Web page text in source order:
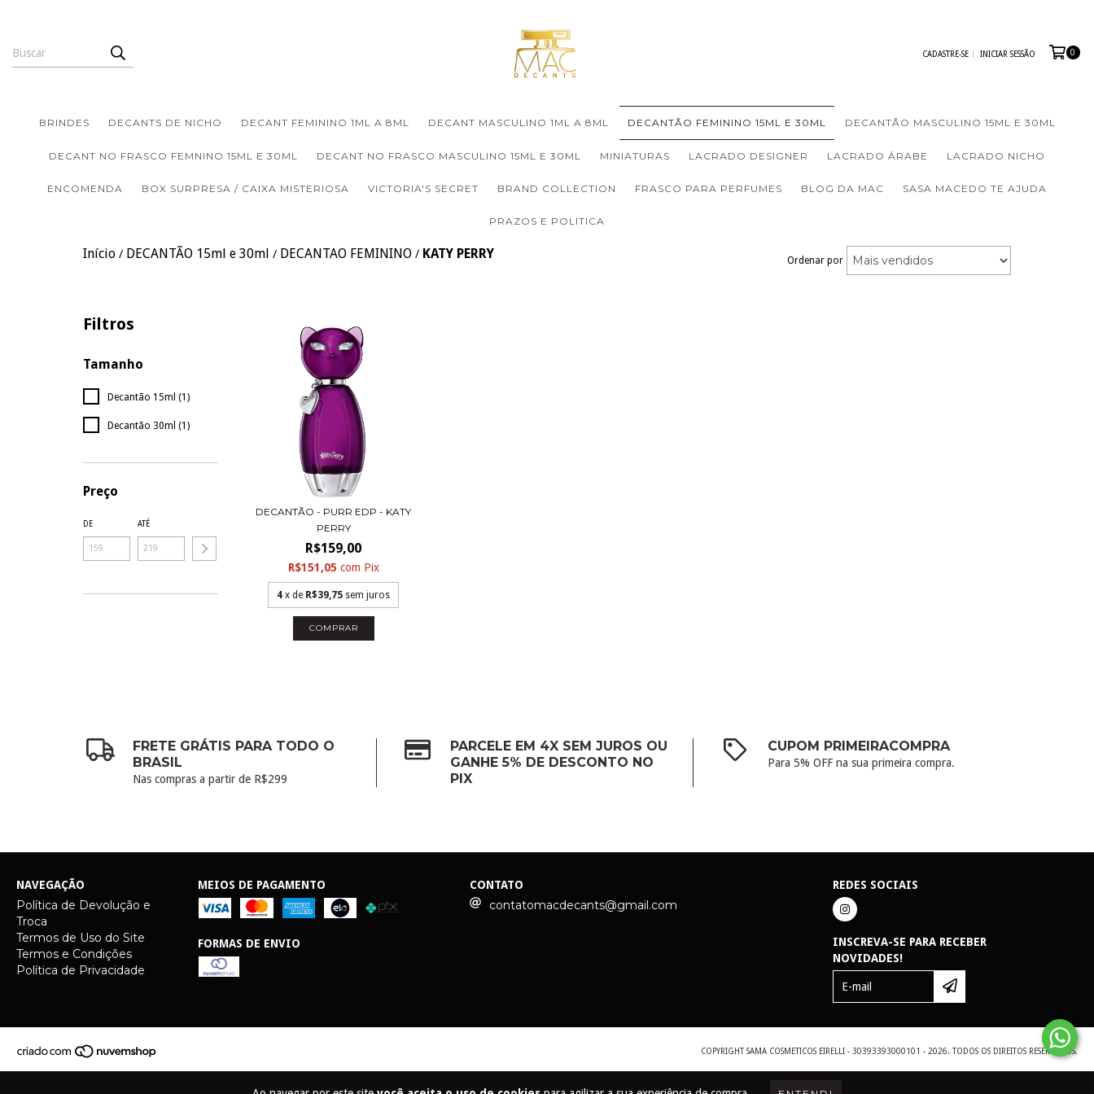
CADASTRE-SE INICIAR SESSÃO 0
BRINDES DECANTS DE NICHO DECANT FEMININO 1ML A 8ML DECANT MASCULINO 1ML A 8ML DECANTÃO FEMININO 15ML E 30ML DECANTÃO MASCULINO 15ML E 30ML
DECANT NO FRASCO FEMNINO 15ML E 30ML DECANT NO FRASCO MASCULINO 15ML E 30ML MINIATURAS LACRADO DESIGNER LACRADO ÁRABE LACRADO NICHO
ENCOMENDA BOX SURPRESA / CAIXA MISTERIOSA VICTORIA'S SECRET BRAND COLLECTION FRASCO PARA PERFUMES BLOG DA MAC SASA MACEDO TE AJUDA
PRAZOS E POLITICA
Início / DECANTÃO 15ml e 30ml / DECANTAO FEMININO / KATY PERRY Ordenar por
Filtros
Tamanho
Decantão 15ml (1)
Decantão 30ml (1)
Preço
DE ATÉ
DECANTÃO - PURR EDP - KATY
PERRY
R$159,00
R$151,05 com Pix
4 x de R$39,75 sem juros
COMPRAR
FRETE GRÁTIS PARA TODO O
BRASIL
Nas compras a partir de R$299
PARCELE EM 4X SEM JUROS OU
GANHE 5% DE DESCONTO NO
PIX
CUPOM PRIMEIRACOMPRA
Para 5% OFF na sua primeira compra.
NAVEGAÇÃO
Política de Devolução e
Troca
Termos de Uso do Site
Termos e Condições
Política de Privacidade
MEIOS DE PAGAMENTO
FORMAS DE ENVIO
CONTATO
contatomacdecants@gmail.com
REDES SOCIAIS
INSCREVA-SE PARA RECEBER
NOVIDADES!
COPYRIGHT SAMA COSMETICOS EIRELLI - 30393393000101 - 2026. TODOS OS DIREITOS RESERVADOS.